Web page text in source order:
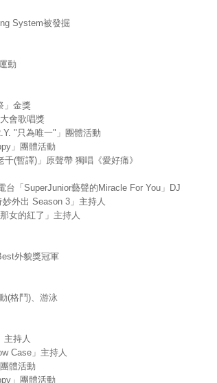
System被發掘
動
」金獎
會歌唱獎
"只為唯一"」團體活動
」團體活動
(暫譯)」原聲帶 獨唱《愛好痛》
台「SuperJunior藝聲的Miracle For You」DJ
外出 Season 3」主持人
女的紅了」主持人
外貌獎冠軍
(格鬥)、游泳
主持人
Case」主持人
體活動
」團體活動